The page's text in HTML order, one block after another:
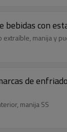
con
manija y
de
manija SS